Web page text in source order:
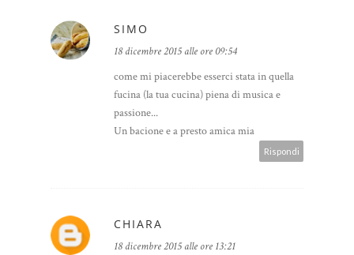
SIMO
18 dicembre 2015 alle ore 09:54
come mi piacerebbe esserci stata in quella
fucina (la tua cucina) piena di musica e
passione...
Un bacione e a presto amica mia
Rispondi
CHIARA
18 dicembre 2015 alle ore 13:21